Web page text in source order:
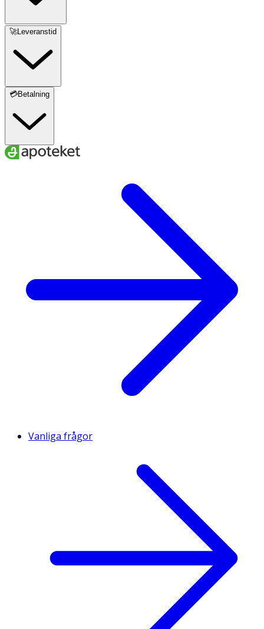
🚀Leveranstid
💳Betalning
Vanliga frågor